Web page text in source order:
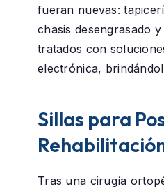
fueran nuevas:
chasis desengrasado
tratados con
electrónica,
Sillas para
Tras una cirugía